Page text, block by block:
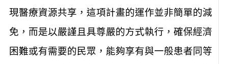
現醫療資源共享，這項計畫的運作並非簡單的減
免，而是以嚴謹且具尊嚴的方式執行，確保經濟
困難或有需要的民眾，能夠享有與一般患者同等